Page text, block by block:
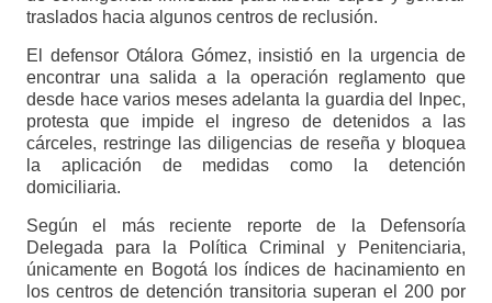
traslados hacia algunos centros de reclusión.
El defensor Otálora Gómez, insistió en la urgencia de
encontrar una salida a la operación reglamento que
desde hace varios meses adelanta la guardia del Inpec,
protesta que impide el ingreso de detenidos a las
cárceles, restringe las diligencias de reseña y bloquea
la aplicación de medidas como la detención
domiciliaria.
Según el más reciente reporte de la Defensoría
Delegada para la Política Criminal y Penitenciaria,
únicamente en Bogotá los índices de hacinamiento en
los centros de detención transitoria superan el 200 por